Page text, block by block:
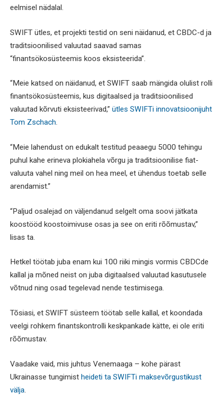
eelmisel nädalal.
SWIFT ütles, et projekti testid on seni näidanud, et CBDC-d ja
traditsioonilised valuutad saavad samas
“finantsökosüsteemis koos eksisteerida”.
“Meie katsed on näidanud, et SWIFT saab mängida olulist rolli
finantsökosüsteemis, kus digitaalsed ja traditsioonilised
valuutad kõrvuti eksisteerivad,” ütles SWIFTi innovatsioonijuht
Tom Zschach.
“Meie lahendust on edukalt testitud peaaegu 5000 tehingu
puhul kahe erineva plokiahela võrgu ja traditsioonilise fiat-
valuuta vahel ning meil on hea meel, et ühendus toetab selle
arendamist.”
“Paljud osalejad on väljendanud selgelt oma soovi jätkata
koostööd koostoimivuse osas ja see on eriti rõõmustav,”
lisas ta.
Hetkel töötab juba enam kui 100 riiki mingis vormis CBDCde
kallal ja mõned neist on juba digitaalsed valuutad kasutusele
võtnud ning osad tegelevad nende testimisega.
Tõsiasi, et SWIFT süsteem töötab selle kallal, et koondada
veelgi rohkem finantskontrolli keskpankade kätte, ei ole eriti
rõõmustav.
Vaadake vaid, mis juhtus Venemaaga – kohe pärast
Ukrainasse tungimist heideti ta SWIFTi maksevõrgustikust
välja.